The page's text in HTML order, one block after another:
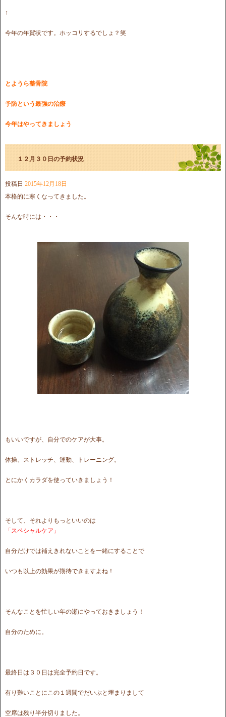
↑
今年の年賀状です。ホッコリするでしょ？笑
とようら整骨院
予防という最強の治療
今年はやってきましょう
１２月３０日の予約状況
投稿日 2015年12月18日
本格的に寒くなってきました。
そんな時には・・・
もいいですが、自分でのケアが大事。
体操、ストレッチ、運動、トレーニング。
とにかくカラダを使っていきましょう！
そして、それよりもっといいのは
「スペシャルケア」
自分だけでは補えきれないことを一緒にすることで
いつも以上の効果が期待できますよね！
そんなことを忙しい年の瀬にやっておきましょう！
自分のために。
最終日は３０日は完全予約日です。
有り難いことにこの１週間でだいぶと埋まりまして
空席は残り半分切りました。